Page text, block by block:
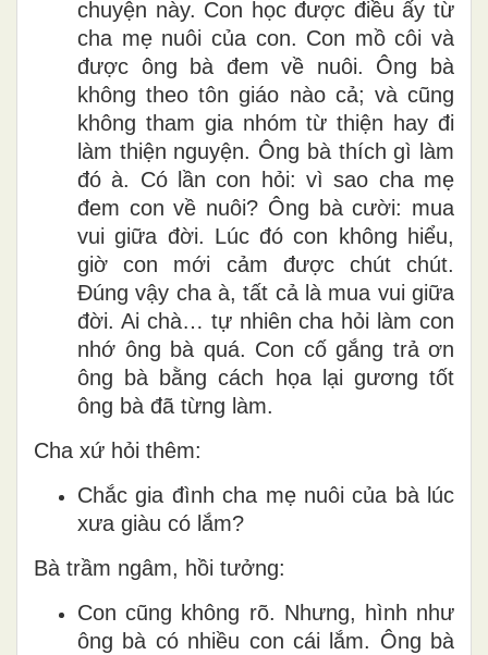
chuyện này. Con học được điều ấy từ
cha mẹ nuôi của con. Con mồ côi và
được ông bà đem về nuôi. Ông bà
không theo tôn giáo nào cả; và cũng
không tham gia nhóm từ thiện hay đi
làm thiện nguyện. Ông bà thích gì làm
đó à. Có lần con hỏi: vì sao cha mẹ
đem con về nuôi? Ông bà cười: mua
vui giữa đời. Lúc đó con không hiểu,
giờ con mới cảm được chút chút.
Đúng vậy cha à, tất cả là mua vui giữa
đời. Ai chà… tự nhiên cha hỏi làm con
nhớ ông bà quá. Con cố gắng trả ơn
ông bà bằng cách họa lại gương tốt
ông bà đã từng làm.
Cha xứ hỏi thêm:
Chắc gia đình cha mẹ nuôi của bà lúc
xưa giàu có lắm?
Bà trầm ngâm, hồi tưởng:
Con cũng không rõ. Nhưng, hình như
ông bà có nhiều con cái lắm. Ông bà